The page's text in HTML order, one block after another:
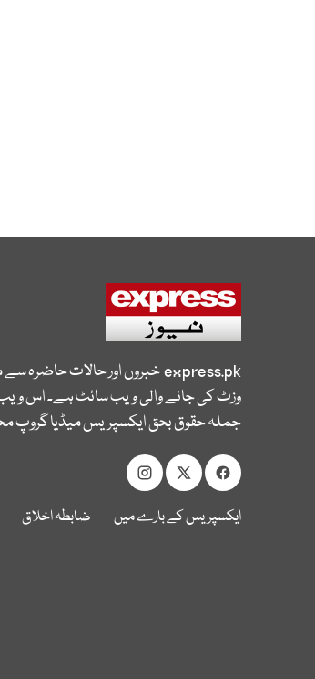
express.pkخبروں اور حالات حاضرہ
وزٹ کی جانے والی ویب سائٹ ہے۔ اس ویب
جملہ حقوق بحق ایکسپریس میڈیا گروپ
ایکسپریس کے بارے میں ضابطہ اخلاق